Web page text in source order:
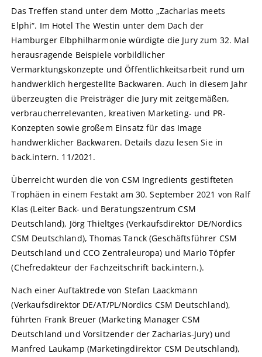
Das Treffen stand unter dem Motto „Zacharias meets
Elphi“. Im Hotel The Westin unter dem Dach der
Hamburger Elbphilharmonie würdigte die Jury zum 32. Mal
herausragende Beispiele vorbildlicher
Vermarktungskonzepte und Öffentlichkeitsarbeit rund um
handwerklich hergestellte Backwaren. Auch in diesem Jahr
überzeugten die Preisträger die Jury mit zeitgemäßen,
verbraucherrelevanten, kreativen Marketing- und PR-
Konzepten sowie großem Einsatz für das Image
handwerklicher Backwaren. Details dazu lesen Sie in
back.intern. 11/2021.
Überreicht wurden die von CSM Ingredients gestifteten
Trophäen in einem Festakt am 30. September 2021 von Ralf
Klas (Leiter Back- und Beratungszentrum CSM
Deutschland), Jörg Thieltges (Verkaufsdirektor DE/Nordics
CSM Deutschland), Thomas Tanck (Geschäftsführer CSM
Deutschland und CCO Zentraleuropa) und Mario Töpfer
(Chefredakteur der Fachzeitschrift back.intern.).
Nach einer Auftaktrede von Stefan Laackmann
(Verkaufsdirektor DE/AT/PL/Nordics CSM Deutschland),
führten Frank Breuer (Marketing Manager CSM
Deutschland und Vorsitzender der Zacharias-Jury) und
Manfred Laukamp (Marketingdirektor CSM Deutschland),